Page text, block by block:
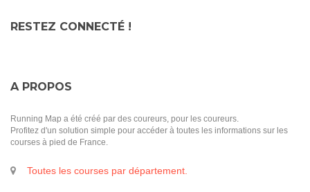
RESTEZ CONNECTÉ !
A PROPOS
Running Map a été créé par des coureurs, pour les coureurs.
Profitez d'un solution simple pour accéder à toutes les informations sur les
courses à pied de France.
Toutes les courses par département.